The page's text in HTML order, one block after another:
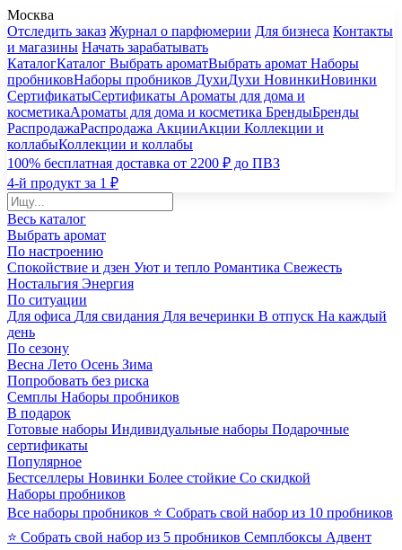
Москва
Отследить заказ Журнал о парфюмерии Для бизнеса Контакты
и магазины Начать зарабатывать
КаталогКаталог Выбрать ароматВыбрать аромат Наборы
пробниковНаборы пробников ДухиДухи НовинкиНовинки
СертификатыСертификаты Ароматы для дома и
косметикаАроматы для дома и косметика БрендыБренды
РаспродажаРаспродажа АкцииАкции Коллекции и
коллабыКоллекции и коллабы
100% бесплатная доставка от 2200 ₽ до ПВЗ
4-й продукт за 1 ₽
Весь каталог
Выбрать аромат
По настроению
Спокойствие и дзен Уют и тепло Романтика Свежесть
Ностальгия Энергия
По ситуации
Для офиса Для свидания Для вечеринки В отпуск На каждый
день
По сезону
Весна Лето Осень Зима
Попробовать без риска
Семплы Наборы пробников
В подарок
Готовые наборы Индивидуальные наборы Подарочные
сертификаты
Популярное
Бестселлеры Новинки Более стойкие Со скидкой
Наборы пробников
Все наборы пробников ⭐ Собрать свой набор из 10 пробников
⭐ Собрать свой набор из 5 пробников Семплбоксы Адвент